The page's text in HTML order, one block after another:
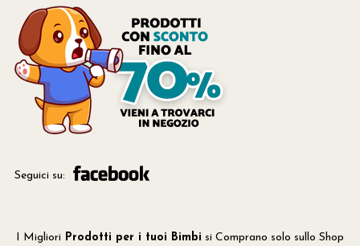
Seguici su:
I Migliori Prodotti per i tuoi Bimbi si Comprano solo sullo Shop